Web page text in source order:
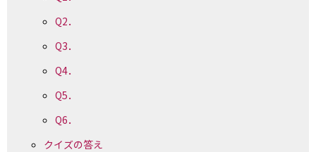
Q2．
Q3．
Q4．
Q5．
Q6．
クイズの答え